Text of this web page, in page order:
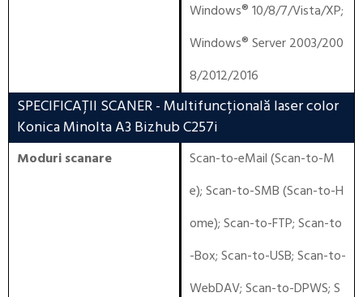
Windows® 10/8/7/Vista/XP;
Windows® Server 2003/200
8/2012/2016
SPECIFICAȚII SCANER- Multifuncțională laser color
Konica Minolta A3 Bizhub C257i
Moduri scanare
Scan-to-eMail (Scan-to-M
e); Scan-to-SMB (Scan-to-H
ome); Scan-to-FTP; Scan-to
-Box; Scan-to-USB; Scan-to-
WebDAV; Scan-to-DPWS; S